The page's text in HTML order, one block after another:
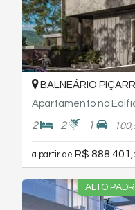
BALNEÁRIO
2 2 1 100,
a partir de R$ 888.401,
ALTO